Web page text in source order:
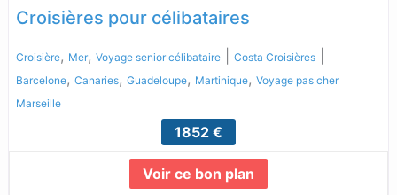
Croisières pour célibataires
Croisière, Mer, Voyage senior célibataire| Costa Croisières|
Barcelone, Canaries, Guadeloupe, Martinique, Voyage pas cher
Marseille
1852 €
Voir ce bon plan
Lire la suite...